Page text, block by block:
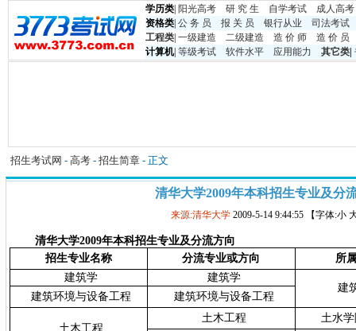
学历类 阳光高考 研 究 生 自学考试
成人高考
资格类 公 务 员 报 关 员 银行从业
司法考试
工程类 一级建造 二级建造 造 价 师
造 价 员
计算机| 等级考试 软件水平 应用能力 其它类
招生考试网 - 高考 - 招生简章 - 正文
清华大学2009年本科招生专业及分
来源:清华大学 2009-5-14 9:44:55 【字体:小
清华大学2009年本科招生专业及分流方向
招生专业名称
分流专业或方向
所
建筑学
建筑学
建
建筑环境与设备工程 建筑环境与设备工程
土木工程
土木工程
土水